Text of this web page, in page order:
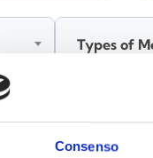
Consenso
Types of